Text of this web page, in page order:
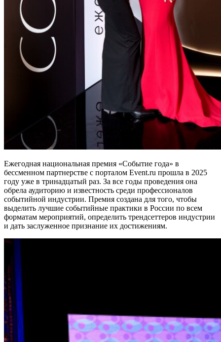
Ежегодная национальная премия «Событие года» в
бессменном партнерстве с порталом Event.ru прошла в 2025
году уже в тринадцатый раз. За все годы проведения она
обрела аудиторию и известность среди профессионалов
событийной индустрии. Премия создана для того, чтобы
выделить лучшие событийные практики в России по всем
форматам мероприятий, определить трендсеттеров индустрии
и дать заслуженное признание их достижениям.